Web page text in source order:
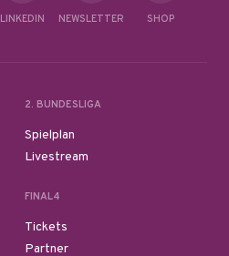
LINKEDIN NEWSLETTER SHOP
2. BUNDESLIGA
Spielplan
Livestream
FINAL4
Tickets
Partner